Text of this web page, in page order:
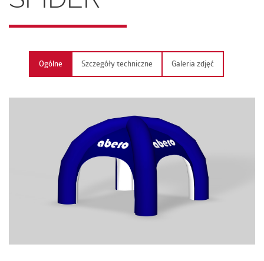
Ogólne Szczegóły techniczne Galeria zdjęć